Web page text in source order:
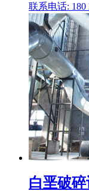
联系电话: 180
白垩破